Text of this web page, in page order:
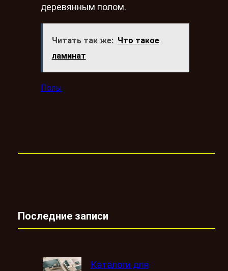
деревянным полом.
Читать так же: Что такое
ламинат
Полы
Последние записи
Каталоги для